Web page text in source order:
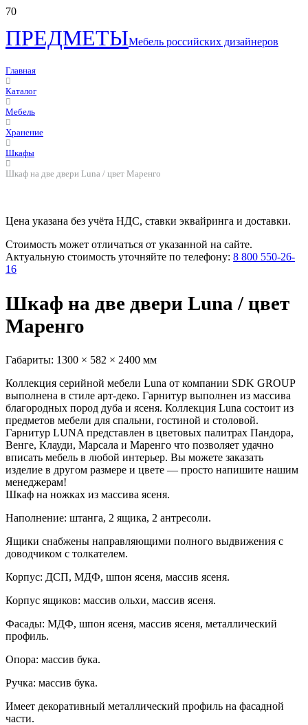
ПРЕДМЕТЫМебель российских дизайнеров
Главная
Каталог
Мебель
Хранение
Шкафы
Шкаф на две двери Luna / цвет Маренго
Цена указана без учёта НДС, ставки эквайринга и доставки.
Стоимость может отличаться от указанной на сайте.
Актуальную стоимость уточняйте по телефону: 8 800 550-26-
16
Шкаф на две двери Luna / цвет
Маренго
Габариты: 1300 × 582 × 2400 мм
Коллекция серийной мебели Luna от компании SDK GROUP
выполнена в стиле арт-деко. Гарнитур выполнен из массива
благородных пород дуба и ясеня. Коллекция Luna состоит из
предметов мебели для спальни, гостиной и столовой.
Гарнитур LUNA представлен в цветовых палитрах Пандора,
Венге, Клауди, Марсала и Маренго что позволяет удачно
вписать мебель в любой интерьер. Вы можете заказать
изделие в другом размере и цвете — просто напишите нашим
менеджерам!
Шкаф на ножках из массива ясеня.
Наполнение: штанга, 2 ящика, 2 антресоли.
Ящики снабжены направляющими полного выдвижения с
доводчиком с толкателем.
Корпус: ДСП, МДФ, шпон ясеня, массив ясеня.
Корпус ящиков: массив ольхи, массив ясеня.
Фасады: МДФ, шпон ясеня, массив ясеня, металлический
профиль.
Опора: массив бука.
Ручка: массив бука.
Имеет декоративный металлический профиль на фасадной
части.